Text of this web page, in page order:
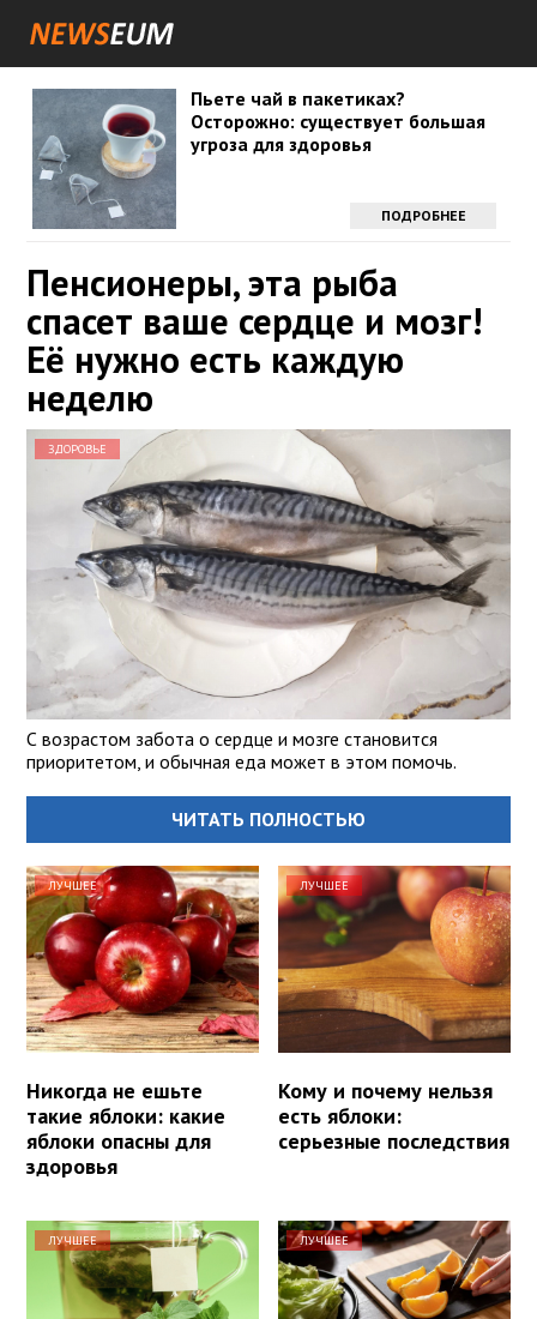
Пьете чай в пакетиках?
Осторожно: существует большая
угроза для здоровья
ПОДРОБНЕЕ
Пенсионеры, эта рыба
спасет ваше сердце и мозг!
Её нужно есть каждую
неделю
ЗДОРОВЬЕ
С возрастом забота о сердце и мозге становится
приоритетом, и обычная еда может в этом помочь.
ЧИТАТЬ ПОЛНОСТЬЮ
ЛУЧШЕЕ
Никогда не ешьте
такие яблоки: какие
яблоки опасны для
здоровья
ЛУЧШЕЕ
Кому и почему нельзя
есть яблоки:
серьезные последствия
ЛУЧШЕЕ ЛУЧШЕЕ